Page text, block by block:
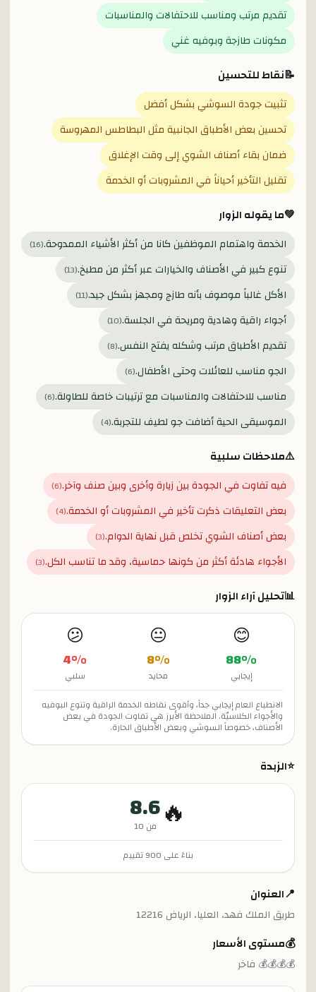
تقديم مرتب ومناسب للاحتفالات والمناسبات
مكونات طازجة وبوفيه غني
📝نقاط للتحسين
تثبيت جودة السوشي بشكل أفضل
تحسين بعض الأطباق الجانبية مثل البطاطس المهروسة
ضمان بقاء أصناف الشوي إلى وقت الإغلاق
تقليل التأخير أحياناً في المشروبات أو الخدمة
💚ما يقوله الزوار
الخدمة واهتمام الموظفين كانا من أكثر الأشياء الممدوحة.(
16
)
تنوع كبير في الأصناف والخيارات عبر أكثر من مطبخ.(
13
)
الأكل غالباً موصوف بأنه طازج ومجهز بشكل جيد.(
11
)
أجواء راقية وهادية ومريحة في الجلسة.(
10
)
تقديم الأطباق مرتب وشكله يفتح النفس.(
8
)
الجو مناسب للعائلات وحتى الأطفال.(
6
)
مناسب للاحتفالات والمناسبات مع ترتيبات خاصة للطاولة.(
6
)
الموسيقى الحية أضافت جو لطيف للتجربة.(
4
)
⚠️ملاحظات سلبية
فيه تفاوت في الجودة بين زيارة وأخرى وبين صنف وآخر.(
6
)
بعض التعليقات ذكرت تأخير في المشروبات أو الخدمة.(
4
)
بعض أصناف الشوي تخلص قبل نهاية الدوام.(
3
)
الأجواء هادئة أكثر من كونها حماسية، وقد ما تناسب الكل.(
3
)
📊تحليل آراء الزوار
😊
88%
إيجابي
😐
8%
محايد
😕
4%
سلبي
الانطباع العام إيجابي جداً، وأقوى نقاطه الخدمة الراقية وتنوع البوفيه
والأجواء الكلاسيّة. الملاحظة الأبرز هي تفاوت الجودة في بعض
الأصناف، خصوصاً السوشي وبعض الأطباق الحارة.
⭐الزبدة
🔥
8.6
من 10
بناءً على 900تقييم
📍العنوان
طريق الملك فهد، العليا، الرياض 12216
💰مستوى الأسعار
💰💰💰💰 فاخر